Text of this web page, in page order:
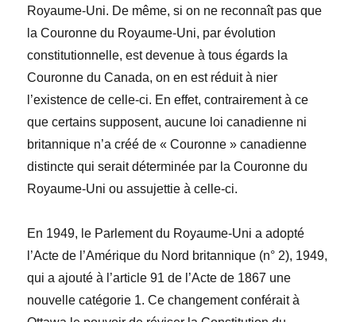
Royaume-Uni. De même, si on ne reconnaît pas que
la Couronne du Royaume-Uni, par évolution
constitutionnelle, est devenue à tous égards la
Couronne du Canada, on en est réduit à nier
l’existence de celle-ci. En effet, contrairement à ce
que certains supposent, aucune loi canadienne ni
britannique n’a créé de « Couronne » canadienne
distincte qui serait déterminée par la Couronne du
Royaume-Uni ou assujettie à celle-ci.
En 1949, le Parlement du Royaume-Uni a adopté
l’Acte de l’Amérique du Nord britannique (n° 2), 1949,
qui a ajouté à l’article 91 de l’Actede 1867 une
nouvelle catégorie 1. Ce changement conférait à